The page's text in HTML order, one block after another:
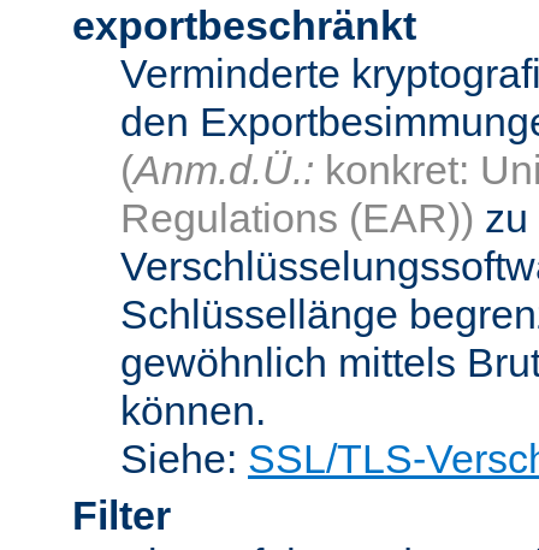
exportbeschränkt
Verminderte
den
(Anm.d.Ü.: konkret:
Regulations (EAR)) zu
Schlüssellänge
gewöhnlich mittels
können.
Siehe: SSL/TLS-
Filter